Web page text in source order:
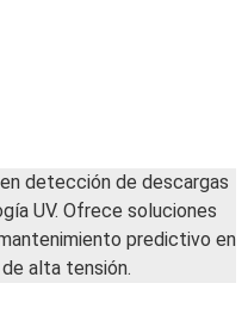
detección de descargas
UV. Ofrece soluciones
predictivo en
alta tensión.